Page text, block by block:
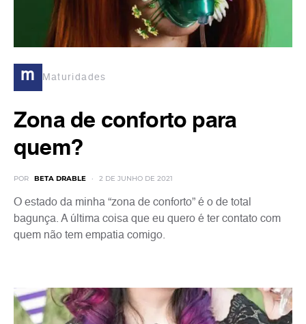
m Maturidades
Zona de conforto para
quem?
POR BETA DRABLE 2 DE JUNHO DE 2021
O estado da minha “zona de conforto” é o de total
bagunça. A última coisa que eu quero é ter contato com
quem não tem empatia comigo.